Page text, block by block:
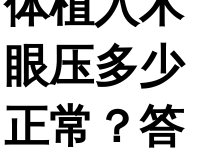
眼压多少
正常？答